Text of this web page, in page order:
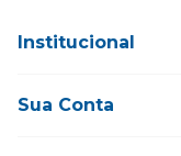
Institucional
Sua Conta